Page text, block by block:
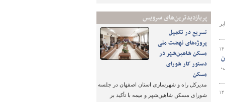
پربازدیدترین‌های سرویس
تسریع در تکمیل
پروژه‌های نهضت ملی
مسکن شاهین‌شهر در
دستور کار شورای
مسکن
مدیرکل راه و شهرسازی استان اصفهان در جلسه
شورای مسکن شاهین‌شهر و میمه با تأکید بر